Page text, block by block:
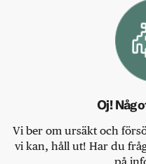
Oj!
Vi ber om ursäkt och
vi kan, håll ut! Har du